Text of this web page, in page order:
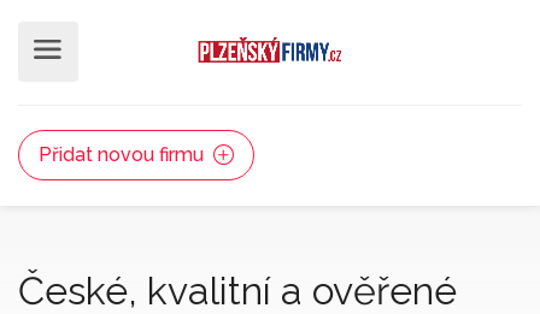
Přidat novou firmu
České, kvalitní a ověřené